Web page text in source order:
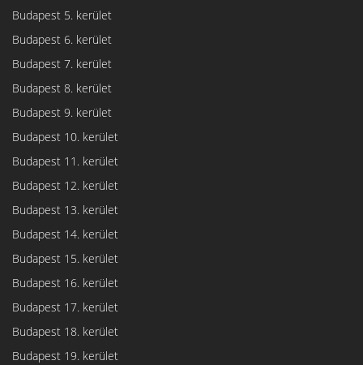
Budapest 5. kerület
Budapest 6. kerület
Budapest 7. kerület
Budapest 8. kerület
Budapest 9. kerület
Budapest 10. kerület
Budapest 11. kerület
Budapest 12. kerület
Budapest 13. kerület
Budapest 14. kerület
Budapest 15. kerület
Budapest 16. kerület
Budapest 17. kerület
Budapest 18. kerület
Budapest 19. kerület